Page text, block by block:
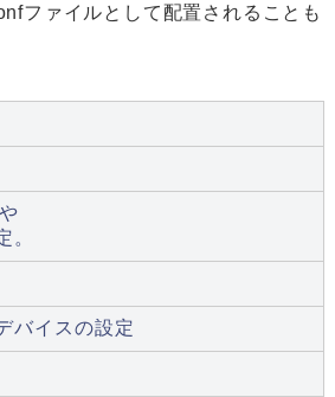
ファイルとして配置されることも
。
バイスの設定